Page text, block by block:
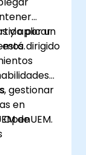
y aplicar
por un
dirigido
gestionar
en
de